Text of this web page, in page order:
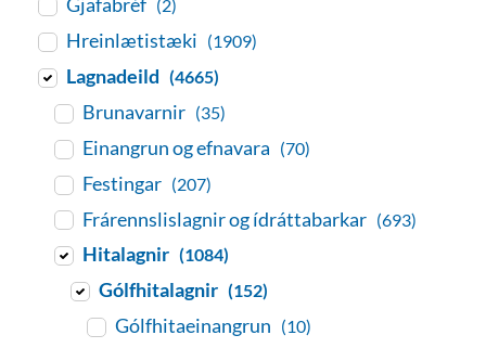
(2)
Hreinlætistæki (1909)
Lagnadeild (4665)
Brunavarnir (35)
Einangrun og efnavara (70)
Festingar (207)
Frárennslislagnir og ídráttabarkar (693)
Hitalagnir (1084)
Gólfhitalagnir (152)
Gólfhitaeinangrun (10)